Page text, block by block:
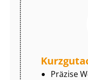
Präzise